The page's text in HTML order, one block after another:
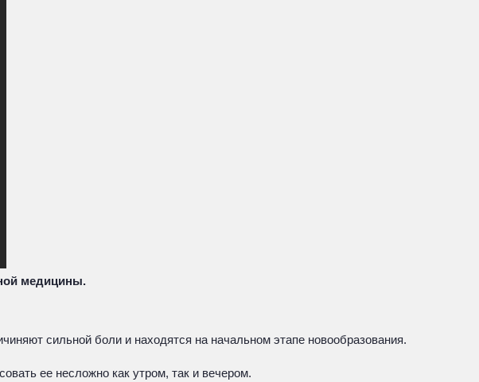
медицины.
сильной боли и находятся на начальном этапе новообразования.
ее несложно как утром, так и вечером.